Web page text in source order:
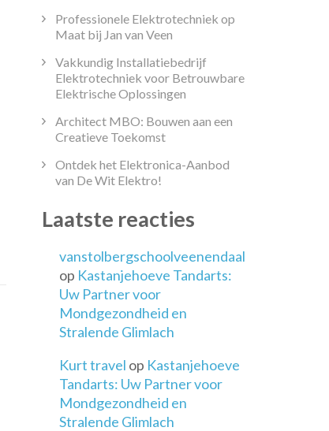
Professionele Elektrotechniek op
Maat bij Jan van Veen
Vakkundig Installatiebedrijf
Elektrotechniek voor Betrouwbare
Elektrische Oplossingen
Architect MBO: Bouwen aan een
Creatieve Toekomst
Ontdek het Elektronica-Aanbod
van De Wit Elektro!
Laatste reacties
vanstolbergschoolveenendaal
op Kastanjehoeve Tandarts:
Uw Partner voor
Mondgezondheid en
Stralende Glimlach
Kurt travel op Kastanjehoeve
Tandarts: Uw Partner voor
Mondgezondheid en
Stralende Glimlach